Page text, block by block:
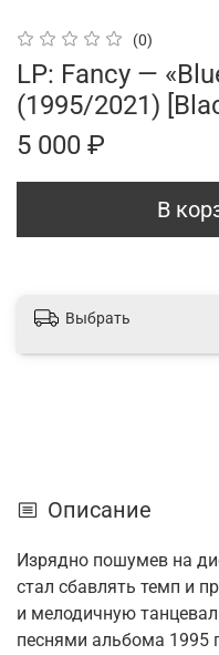
(0)
LP: Fancy —
(1995/2021)
5 000 ₽
В
Выбрать
Описание
Изрядно пошумев на
стал сбавлять темп и
и мелодичную
песнями альбома 1995